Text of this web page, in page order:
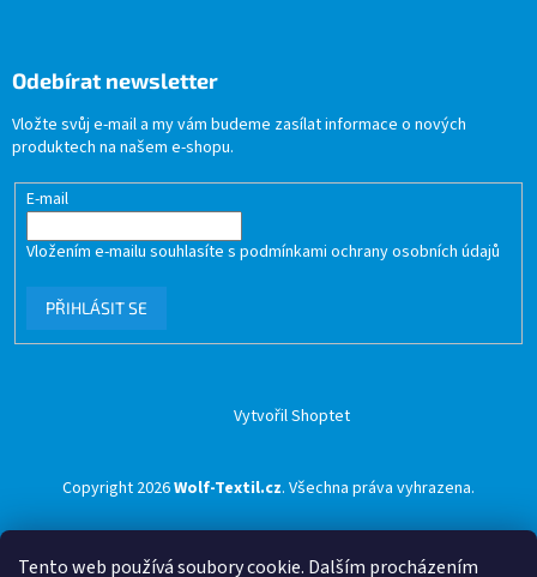
Tento web používá soubory cookie. Dalším procházením
Odebírat newsletter
Vložte svůj e-mail a my vám budeme zasílat informace o nových
produktech na našem e-shopu.
E-mail
Vložením e-mailu souhlasíte s podmínkami ochrany osobních údajů
PŘIHLÁSIT SE
Vytvořil Shoptet
Copyright 2026Wolf-Textil.cz. Všechna práva vyhrazena.